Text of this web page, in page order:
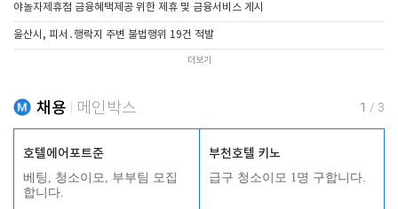
야놀자제휴점 금융혜택제공 위한 제휴 및 금융서비스 게시
울산시, 피서․행락지 주변 불법행위 19건 적발
더보기
채용 메인박스 1 / 3
호텔에어포트준
베팅, 청소이모, 부부팀 모집
합니다.
부천호텔 키노
급구 청소이모 1명 구합니다.